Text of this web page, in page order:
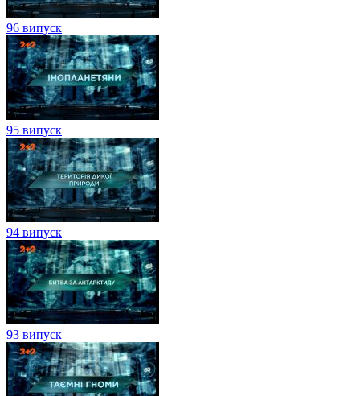
96 випуск
95 випуск
94 випуск
93 випуск